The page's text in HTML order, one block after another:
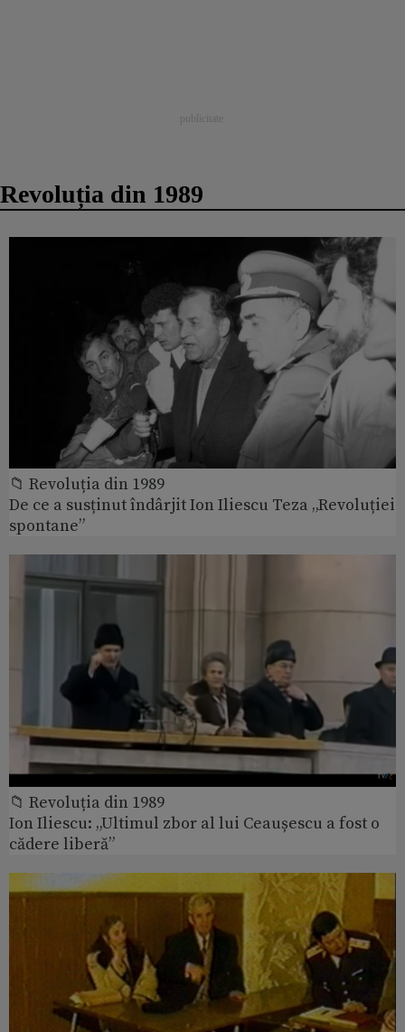
Revoluția din 1989
📁 Revoluția din 1989
De ce a susținut îndârjit Ion Iliescu Teza „Revoluției
spontane”
📁 Revoluția din 1989
Ion Iliescu: „Ultimul zbor al lui Ceaușescu a fost o
cădere liberă”